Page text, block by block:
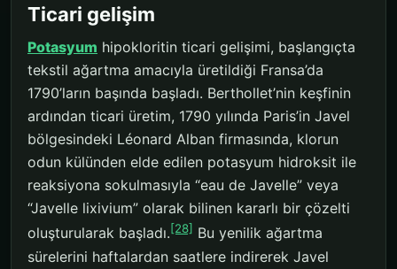
Ticari gelişim
Potasyum hipokloritin ticari gelişimi, başlangıçta
tekstil ağartma amacıyla üretildiği Fransa’da
1790’ların başında başladı. Berthollet’nin keşfinin
ardından ticari üretim, 1790 yılında Paris’in Javel
bölgesindeki Léonard Alban firmasında, klorun
odun külünden elde edilen potasyum hidroksit ile
reaksiyona sokulmasıyla “eau de Javelle” veya
“Javelle lixivium” olarak bilinen kararlı bir çözelti
oluşturularak başladı.[28] Bu yenilik ağartma
sürelerini haftalardan saatlere indirerek Javel